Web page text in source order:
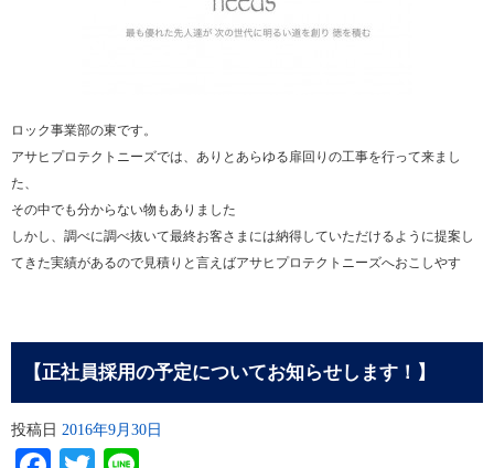
ロック事業部の東です。
アサヒプロテクトニーズでは、ありとあらゆる扉回りの工事を行って来まし
た、
その中でも分からない物もありました
しかし、調べに調べ抜いて最終お客さまには納得していただけるように提案し
てきた実績があるので見積りと言えばアサヒプロテクトニーズへおこしやす
【正社員採用の予定についてお知らせします！】
投稿日 2016年9月30日